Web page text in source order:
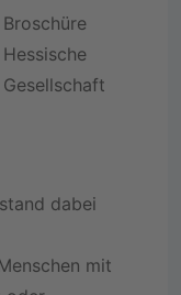
dabei
mit